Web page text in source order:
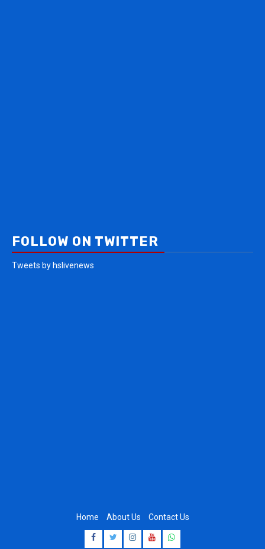
FOLLOW ON TWITTER
Tweets by hslivenews
Home About Us Contact Us
Facebook
Twitter
Instagram
Youtube
Whatsapp